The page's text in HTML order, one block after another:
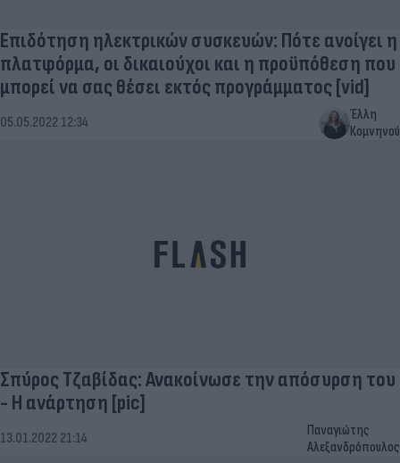
Επιδότηση ηλεκτρικών συσκευών: Πότε ανοίγει η
πλατφόρμα, οι δικαιούχοι και η προϋπόθεση που
μπορεί να σας θέσει εκτός προγράμματος [vid]
05.05.2022 12:34
Έλλη
Κομνηνού
Σπύρος Τζαβίδας: Ανακοίνωσε την απόσυρση του
- Η ανάρτηση [pic]
13.01.2022 21:14
Παναγιώτης
Αλεξανδρόπουλος